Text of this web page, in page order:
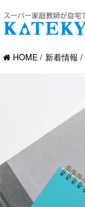
HOME 新着情報